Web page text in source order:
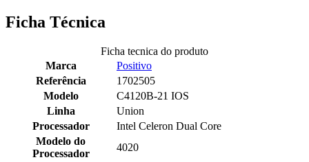
Ficha Técnica
Ficha tecnica do produto
Marca
Positivo
Referência
1702505
Modelo
C4120B-21 IOS
Linha
Union
Processador
Intel Celeron Dual Core
Modelo do
Processador
4020